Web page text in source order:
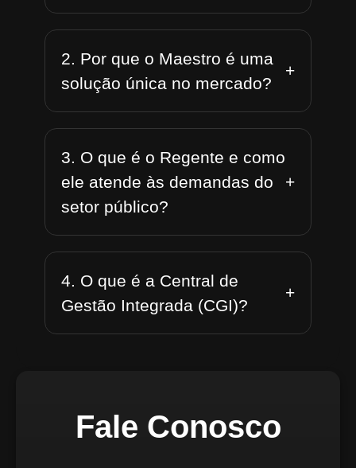
2. Por que o Maestro é uma
solução única no mercado?
+
3. O que é o Regente e como
ele atende às demandas do
setor público?
+
4. O que é a Central de
Gestão Integrada (CGI)?
+
Fale Conosco